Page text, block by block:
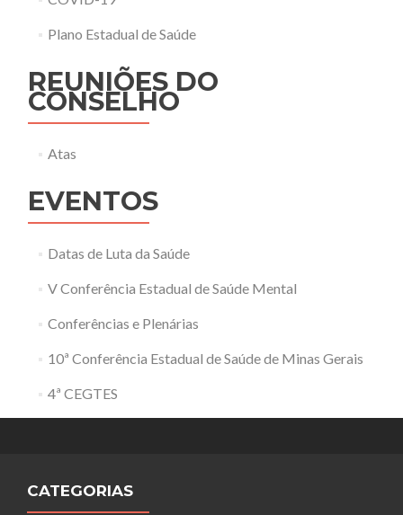
Plano Estadual de Saúde
REUNIÕES DO
CONSELHO
Atas
EVENTOS
Datas de Luta da Saúde
V Conferência Estadual de Saúde Mental
Conferências e Plenárias
10ª Conferência Estadual de Saúde de Minas Gerais
4ª CEGTES
CATEGORIAS